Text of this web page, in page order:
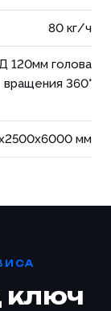
80 кг/ч
120мм голова
вращения 360°
мм
ключ